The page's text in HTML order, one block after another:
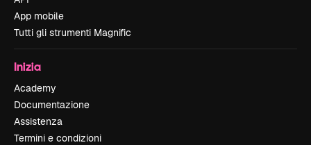
App mobile
Tutti gli strumenti Magnific
Inizia
Academy
Documentazione
Assistenza
Termini e condizioni